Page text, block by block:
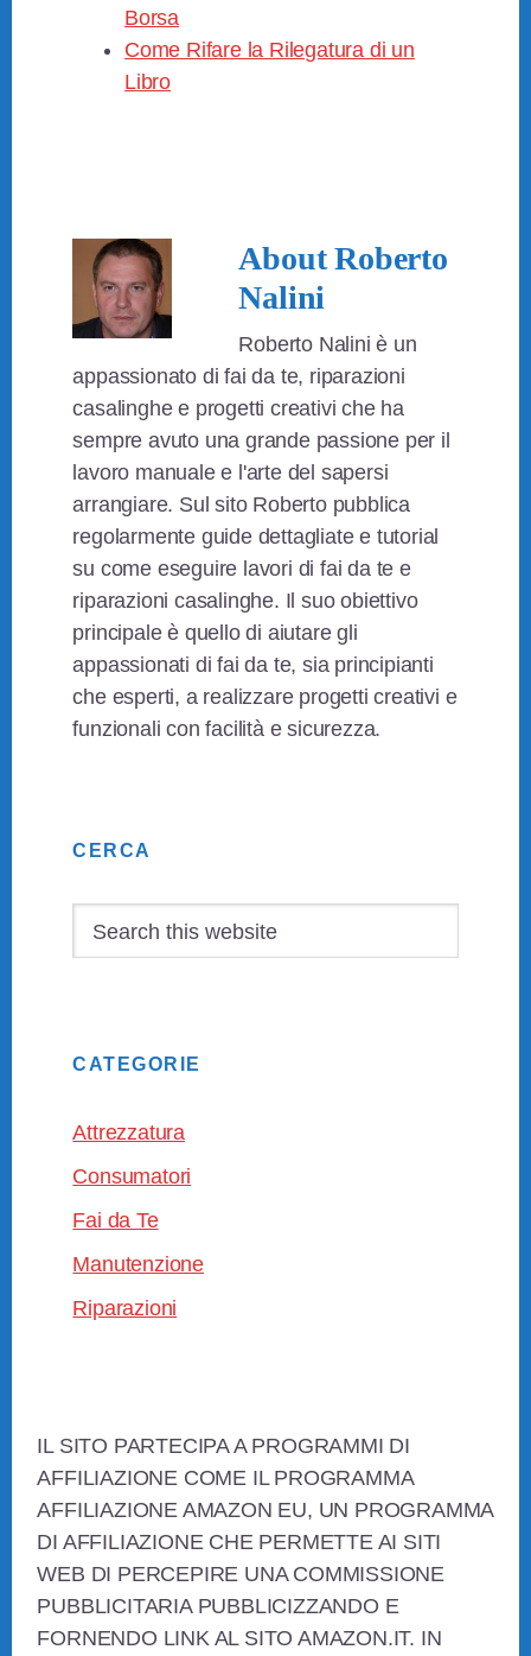
Borsa
Come Rifare la Rilegatura di un
Libro
AboutRoberto
Nalini
Roberto Nalini è un
appassionato di fai da te, riparazioni
casalinghe e progetti creativi che ha
sempre avuto una grande passione per il
lavoro manuale e l'arte del sapersi
arrangiare. Sul sito Roberto pubblica
regolarmente guide dettagliate e tutorial
su come eseguire lavori di fai da te e
riparazioni casalinghe. Il suo obiettivo
principale è quello di aiutare gli
appassionati di fai da te, sia principianti
che esperti, a realizzare progetti creativi e
funzionali con facilità e sicurezza.
Sidebar
CERCA
CATEGORIE
Attrezzatura
Consumatori
Fai da Te
Manutenzione
Riparazioni
IL SITO PARTECIPA A PROGRAMMI DI
AFFILIAZIONE COME IL PROGRAMMA
AFFILIAZIONE AMAZON EU, UN PROGRAMMA
DI AFFILIAZIONE CHE PERMETTE AI SITI
WEB DI PERCEPIRE UNA COMMISSIONE
PUBBLICITARIA PUBBLICIZZANDO E
FORNENDO LINK AL SITO AMAZON.IT. IN